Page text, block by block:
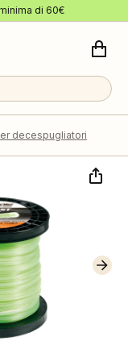
di 60€
decespugliatori